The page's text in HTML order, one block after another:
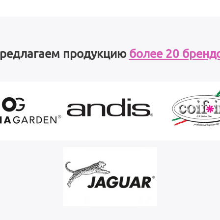
продукцию более 20